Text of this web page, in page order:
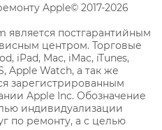
Apple© 2017-2026
постгарантийным
центром. Торговые
iPad, Mac, iMac, iTunes,
Apple Watch, а так же
зарегистрированным
Apple Inc. Обозначение
индивидуализации
по ремонту, а с целью